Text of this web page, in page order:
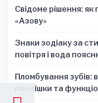
Свідоме рішення:
«Азову»
Знаки зодіаку за
повітря і вода
Пломбування зубів:
посмішки та